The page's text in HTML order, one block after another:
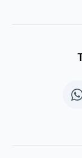
Ingyenes